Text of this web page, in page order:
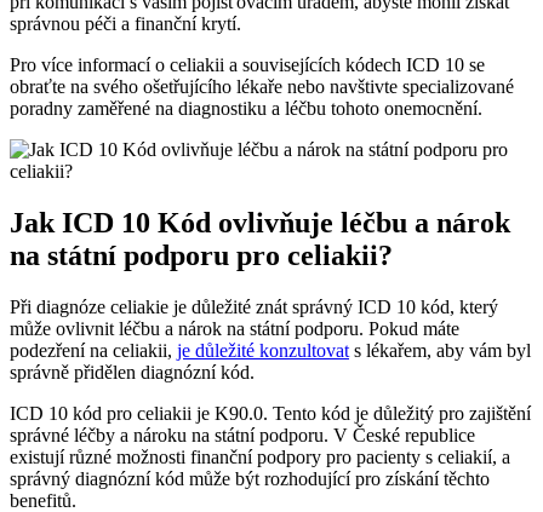
‍správnou péči a finanční krytí.
Pro více ‍informací⁣ o ⁣celiakii a‍ souvisejících kódech⁤ ICD 10 ​se
obraťte na svého ošetřujícího lékaře nebo navštivte specializované
poradny zaměřené na diagnostiku a léčbu tohoto onemocnění.
Jak ICD 10⁣ Kód ovlivňuje ‍léčbu‍ a nárok⁢
na státní podporu pro celiakii?
Při diagnóze celiakie je důležité znát správný ⁢ICD 10 kód, který
může ovlivnit léčbu a nárok na státní podporu.⁣ Pokud máte
podezření na celiakii, je ⁣důležité ‍konzultovat s lékařem, aby vám​ byl​
správně přidělen diagnózní kód.
ICD 10 kód pro celiakii je K90.0. Tento kód je ⁢důležitý pro zajištění
správné ⁣léčby a ⁣nároku na státní podporu. V České republice
existují různé možnosti finanční podpory pro pacienty s celiakií, a⁢
správný diagnózní kód‌ může být rozhodující pro získání těchto⁢
benefitů.